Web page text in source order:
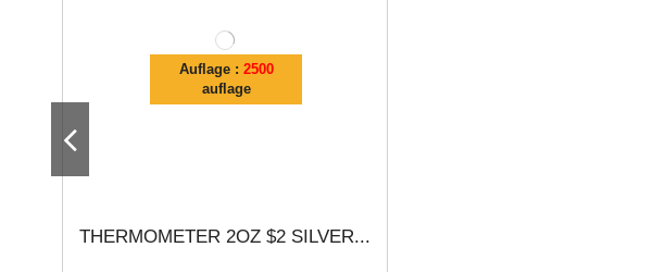
Auflage : 2500
auflage
THERMOMETER 2OZ $2 SILVER...